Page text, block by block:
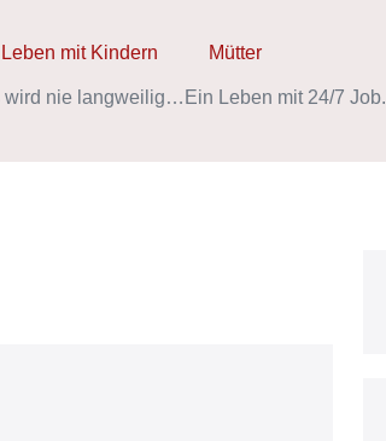
Leben mit Kindern
wird nie langweilig…
Mütter
Ein Leben mit 24/7 Job.